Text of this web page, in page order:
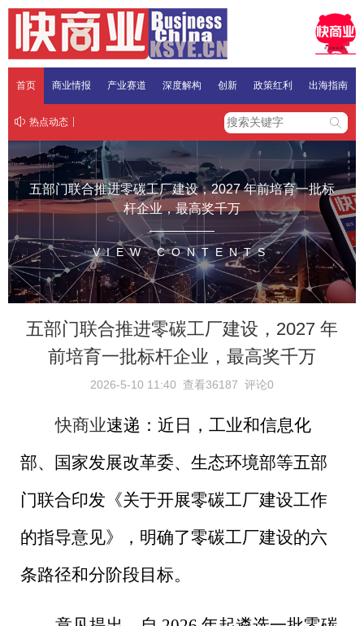
首页 商业情报 产业赛道 深度解构 创新 政策红利 出海指南
热点动态
五部门联合推进零碳工厂建设，2027 年前培育一批标
杆企业，最高奖千万
VIEW CONTENTS
五部门联合推进零碳工厂建设，2027 年
前培育一批标杆企业，最高奖千万
2026-5-10 11:40 查看36187 评论0
快商业速递：近日，工业和信息化
部、国家发展改革委、生态环境部等五部
门联合印发《关于开展零碳工厂建设工作
的指导意见》，明确了零碳工厂建设的六
条路径和分阶段目标。